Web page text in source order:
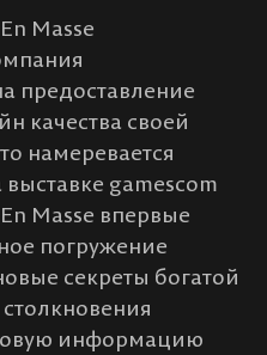
Masse
предоставление
качества своей
намеревается
gamescom
Masse впервые
погружение
секреты богатой
информацию